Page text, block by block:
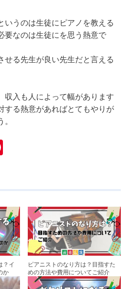
いうのは生徒にピアノを教える
要なのは生徒にを思う熱意で
せる先生が良い先生だと言える
収入も人によって幅があります
する熱意があればとてもやりが
st
？イ
か
ピアニストのなり方は？目指すた
めの方法や費用についてご紹介